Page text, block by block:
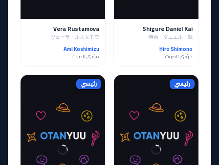
Shigure Daniel Kai
時雨・ダニエル・魁
Hiro Shimono
مؤدي الصوت
Vera Rustamova
ヴェーラ・ルスタモワ
Ami Koshimizu
مؤدي الصوت
رئيسي رئيسي